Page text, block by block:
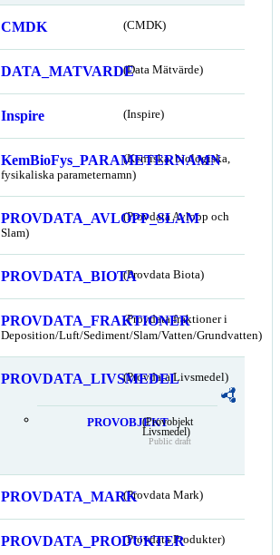
CMDK (CMDK)
DATA_MATVARDE(Data Mätvärde)
Inspire (Inspire)
KemBioFys_PARAMETERNAMN
(Kemiska, biologiska,
fysikaliska parameternamn)
PROVDATA_AVLOPP_SLAM
(Provdata Avlopp och
Slam)
PROVDATA_BIOTA(Provdata Biota)
PROVDATA_FRAKTIONER
(Provdata fraktioner i
Deposition/Luft/Sediment/Slam/Vatten/Grundvatten)
PROVDATA_LIVSMEDEL
(Provdata Livsmedel)
PROVOBJEKT(Provobjekt
Livsmedel)
Public draft
PROVDATA_MARK(Provdata Mark)
PROVDATA_PRODUKTER
(Provdata Produkter)